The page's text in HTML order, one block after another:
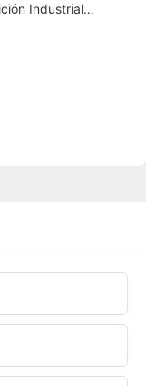
Industrial